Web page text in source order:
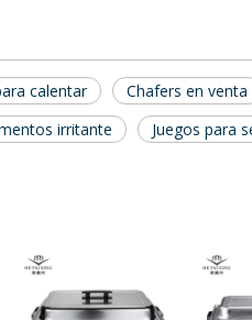
calentar
Chafers en venta
irritante
Juegos para